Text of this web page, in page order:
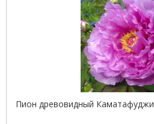
Пион древовидный Каматафуджи